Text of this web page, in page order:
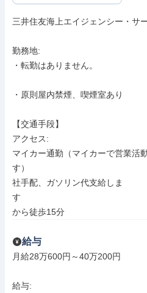
三井住友海上エイジェンシー・サ
勤務地:
・転勤はありません。
・原則屋内禁煙、喫煙室あり
【交通手段】
アクセス:
マイカー通勤（マイカーで営業活
す）　　　　　　　　　　　　　
社手配、ガソリン代支給しま
す　　　　　　　　　　　　　　
から徒歩15分
給与
月給28万600円～40万200円
給与: